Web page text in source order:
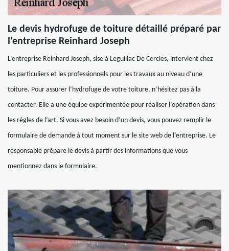
Le devis hydrofuge de toiture détaillé préparé par
l’entreprise Reinhard Joseph
L’entreprise Reinhard Joseph, sise à Leguillac De Cercles, intervient chez
les particuliers et les professionnels pour les travaux au niveau d’une
toiture. Pour assurer l’hydrofuge de votre toiture, n’hésitez pas à la
contacter. Elle a une équipe expérimentée pour réaliser l’opération dans
les règles de l’art. Si vous avez besoin d’un devis, vous pouvez remplir le
formulaire de demande à tout moment sur le site web de l’entreprise. Le
responsable prépare le devis à partir des informations que vous
mentionnez dans le formulaire.